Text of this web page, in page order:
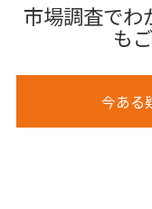
市場調査でわ
も
今ある